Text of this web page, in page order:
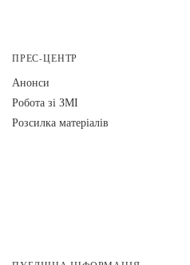
ПРЕС-ЦЕНТР
Анонси
Робота зі ЗМІ
Розсилка матеріалів